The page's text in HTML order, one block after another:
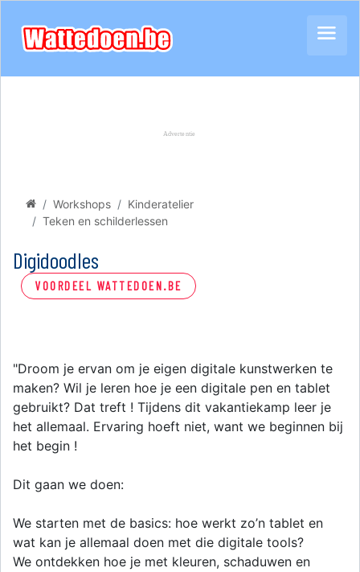
Workshops
Kinderatelier
Teken en schilderlessen
Digidoodles
VOORDEEL WATTEDOEN.BE
"Droom je ervan om je eigen digitale kunstwerken te
maken? Wil je leren hoe je een digitale pen en tablet
gebruikt? Dat treft ! Tijdens dit vakantiekamp leer je
het allemaal. Ervaring hoeft niet, want we beginnen bij
het begin !
Dit gaan we doen:
We starten met de basics: hoe werkt zo’n tablet en
wat kan je allemaal doen met die digitale tools?
We ontdekken hoe je met kleuren, schaduwen en